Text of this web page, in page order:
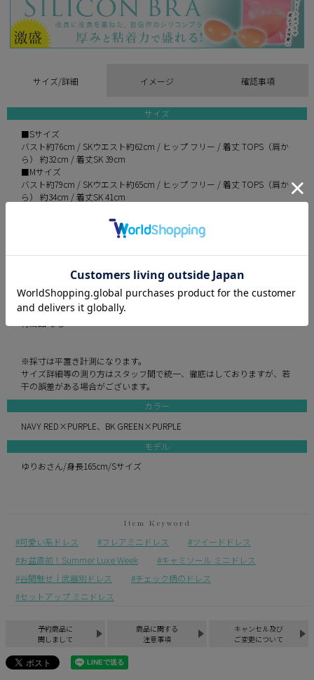
)
サイズ/詳細 イメージ 確認事項
サイズ
■Sサイズ
バスト約76cm / SKウエスト約62cm / ヒップ フリー / 着丈 TOPS（肩か
ら） 約32cm / 着丈SK 39cm
■Mサイズ
バスト約79cm / SKウエスト約65cm / ヒップ フリー / 着丈 TOPS（肩か
ら） 約34cm / 着丈SK 41cm
バスト約82cm / SKウエスト約68cm / ヒップ フリー / 着丈 TOPS（肩か
ら） 約36cm / 着丈SK 43cm
裏地 あり
透け感 なし
※採寸は平置き計測になります。
サイズ詳細等の測り方はスタッフ間で統一、徹底はしておりますが、若
干の誤差がある場合がございます。
カラー
NAVY RED×PURPLE、BK GREEN×PURPLE
モデル
ゆりおさん/身長165cm/Sサイズ
可愛い系ドレス フレアミニドレス
ツイードドレス
お盆直前！Summer Luxe Week
キャミソール ミニドレス
谷間魅せ｜武器別ドレス
チェック柄のドレス
セットアップ ミニドレス
予約商品に
関しまして
商品に関する
注意事項
キャンセル及び
ご変更について